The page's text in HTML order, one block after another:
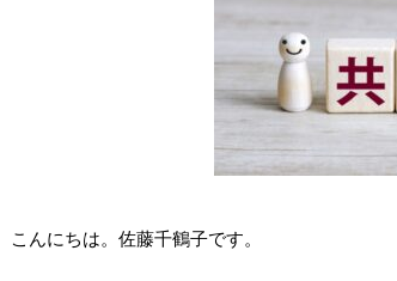
こんにちは。佐藤千鶴子です。